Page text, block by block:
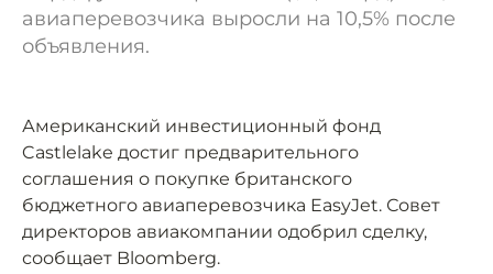
авиаперевозчика выросли на 10,5% после
объявления.
Американский инвестиционный фонд
Castlelake достиг предварительного
соглашения о покупке британского
бюджетного авиаперевозчика EasyJet. Совет
директоров авиакомпании одобрил сделку,
сообщает Bloomberg.